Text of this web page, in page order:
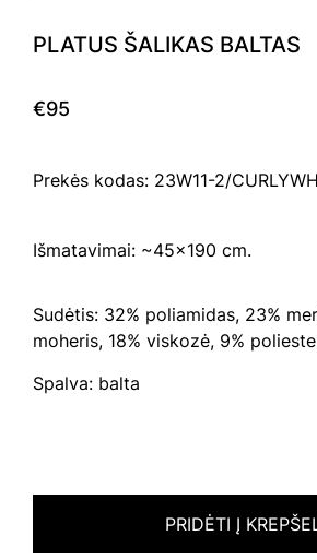
PLATUS ŠALIKAS BALTAS
€95
Prekės kodas: 23W11-2/
Išmatavimai: ~45×190 cm.
Sudėtis: 32% poliamidas, 23%
moheris, 18% viskozė, 9%
Spalva: balta
PRIDĖTI Į